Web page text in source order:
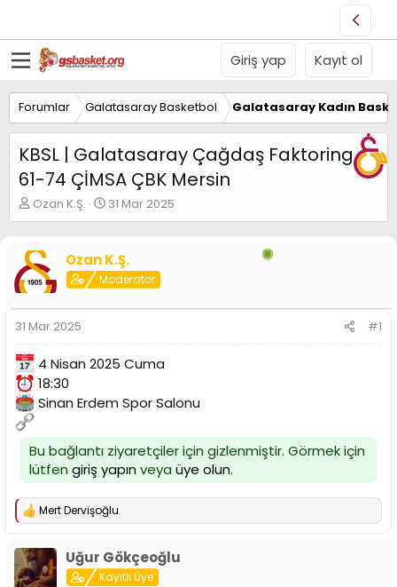
Giriş yap Kayıt ol
Forumlar Galatasaray Basketbol Galatasaray Kadın
KBSL | Galatasaray Çağdaş Faktoring
61-74 ÇİMSA ÇBK Mersin
K
o
u
y
u
a
ş
l
a
t
a
n
Ozan K.Ş.
B
a
l
a
n
ı
t
a
h
31 Mar 2025
Ozan K.Ş.
Moderator
31 Mar 2025 #1
4 Nisan 2025 Cuma
18:30
Sinan Erdem Spor Salonu
Bu bağlantı ziyaretçiler için gizlenmiştir. Görmek için
lütfen giriş yapınveya üye olun.
T
p
k
i
Mert Dervişoğlu
Uğur Gökçeoğlu
Kayıtlı Üye